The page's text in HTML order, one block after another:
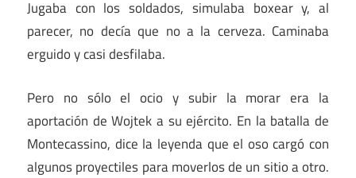
Jugaba con los soldados, simulaba boxear y, al
parecer, no decía que no a la cerveza. Caminaba
erguido y casi desfilaba.
Pero no sólo el ocio y subir la morar era la
aportación de Wojtek a su ejército. En la batalla de
Montecassino, dice la leyenda que el oso cargó con
algunos proyectiles para moverlos de un sitio a otro.